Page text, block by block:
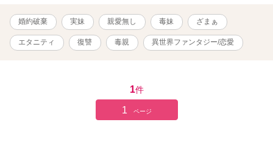
婚約破棄 実妹 親愛無し 毒妹 ざまぁ
エタニティ 復讐 毒親 異世界ファンタジー/恋愛
1件
1 ページ